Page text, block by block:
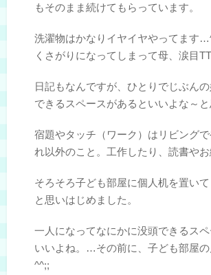
もそのまま続けてもらっています。
洗濯物はかなりイヤイヤやってま
くさがりになってしまって母、涙目TT
日記もなんですが、ひとりでじぶん
できるスペースがあるといいよな～
宿題やタッチ（ワーク）はリビング
れ以外のこと。工作したり、読書やお
そろそろ子ども部屋に個人机を置いて
と思いはじめました。
一人になってなにかに没頭できるス
いいよね。…その前に、子ども部屋の
^^;;